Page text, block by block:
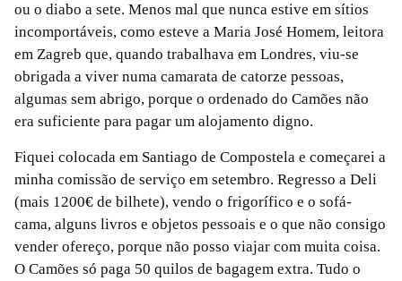
ou o diabo a sete. Menos mal que nunca estive em sítios
incomportáveis, como esteve a Maria José Homem, leitora
em Zagreb que, quando trabalhava em Londres, viu-se
obrigada a viver numa camarata de catorze pessoas,
algumas sem abrigo, porque o ordenado do Camões não
era suficiente para pagar um alojamento digno.
Fiquei colocada em Santiago de Compostela e começarei a
minha comissão de serviço em setembro. Regresso a Deli
(mais 1200€ de bilhete), vendo o frigorífico e o sofá-
cama, alguns livros e objetos pessoais e o que não consigo
vender ofereço, porque não posso viajar com muita coisa.
O Camões só paga 50 quilos de bagagem extra. Tudo o